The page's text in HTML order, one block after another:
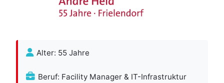
Alter: 55 Jahre
Beruf: Facility Manager & IT-Infrastruktur